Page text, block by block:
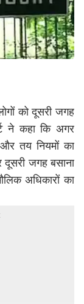
को दूसरी जगह
ने कहा कि अगर
और तय नियमों का
दूसरी जगह बसाना
अधिकारों का